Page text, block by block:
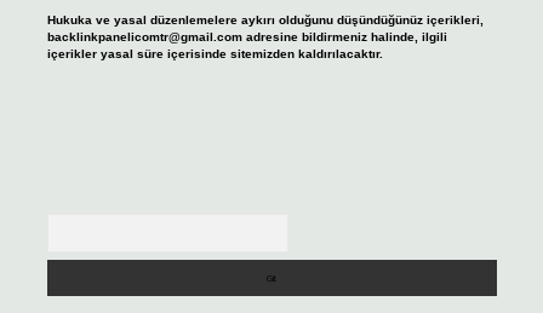
Hukuka ve yasal düzenlemelere aykırı olduğunu düşündüğünüz içerikleri,
backlinkpanelicomtr@gmail.comadresine bildirmeniz halinde, ilgili
içerikler yasal süre içerisinde sitemizden kaldırılacaktır.